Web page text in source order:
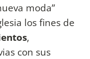
moda”
los fines de
,
con sus